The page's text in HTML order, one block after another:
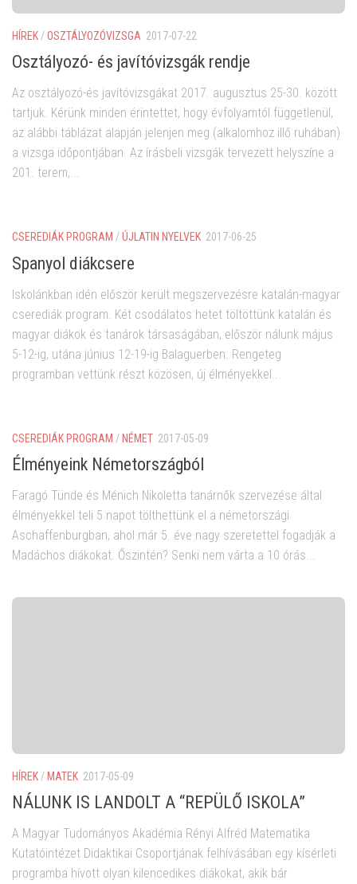
HÍREK/OSZTÁLYOZÓVIZSGA 2017-07-22
Osztályozó- és javítóvizsgák rendje
Az osztályozó-és javítóvizsgákat 2017. augusztus 25-30. között
tartjuk. Kérünk minden érintettet, hogy évfolyamtól függetlenül,
az alábbi táblázat alapján jelenjen meg (alkalomhoz illő ruhában)
a vizsga időpontjában. Az írásbeli vizsgák tervezett helyszíne a
201. terem,...
CSEREDIÁK PROGRAM /ÚJLATIN NYELVEK 2017-06-25
Spanyol diákcsere
Iskolánkban idén először került megszervezésre katalán-magyar
cserediák program. Két csodálatos hetet töltöttünk katalán és
magyar diákok és tanárok társaságában, először nálunk május
5-12-ig, utána június 12-19-ig Balaguerben. Rengeteg
programban vettünk részt közösen, új élményekkel...
CSEREDIÁK PROGRAM / NÉMET 2017-05-09
Élményeink Németországból
Faragó Tünde és Ménich Nikoletta tanárnők szervezése által
élményekkel teli 5 napot tölthettünk el a németországi
Aschaffenburgban, ahol már 5. éve nagy szeretettel fogadják a
Madáchos diákokat. Őszintén? Senki nem várta a 10 órás...
HÍREK / MATEK 2017-05-09
NÁLUNK IS LANDOLT A “REPÜLŐ ISKOLA”
A Magyar Tudományos Akadémia Rényi Alfréd Matematika
Kutatóintézet Didaktikai Csoportjának felhívásában egy kísérleti
programba hívott olyan kilencedikes diákokat, akik bár